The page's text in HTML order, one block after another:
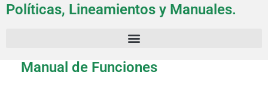
Políticas, Lineamientos y Manuales.
Manual de Funciones